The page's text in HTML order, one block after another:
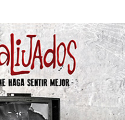
31/08/2017